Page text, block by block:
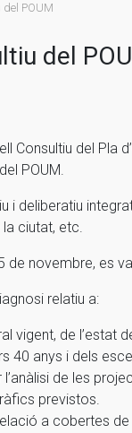
POUM
del
Consultiu del
POUM.
i deliberatiu
ciutat, etc.
novembre, es
relatiu a:
vigent, de
40 anys i dels
de les
previstos.
a cobertes